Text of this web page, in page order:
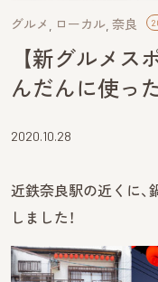
グルメ ローカル 奈良
【新グルメス
んだんに使っ
2020.10.28
近鉄奈良駅の近くに、
しました！